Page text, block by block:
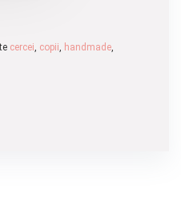
cercei, copii, handmade,